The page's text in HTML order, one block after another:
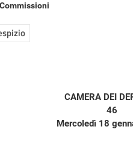
CAMERA DEI
46
Mercoledì 18